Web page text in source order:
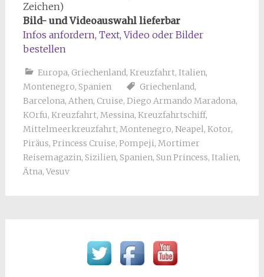
Zeichen)
Bild- und Videoauswahl lieferbar
Infos anfordern, Text, Video oder Bilder
bestellen
Europa, Griechenland, Kreuzfahrt, Italien,
Montenegro, Spanien Griechenland,
Barcelona, Athen, Cruise, Diego Armando Maradona,
KOrfu, Kreuzfahrt, Messina, Kreuzfahrtschiff,
Mittelmeerkreuzfahrt, Montenegro, Neapel, Kotor,
Piräus, Princess Cruise, Pompeji, Mortimer
Reisemagazin, Sizilien, Spanien, Sun Princess, Italien,
Ätna, Vesuv